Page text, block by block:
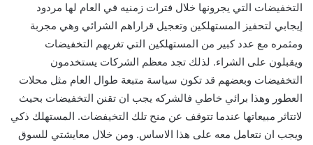
التخفيضات التي يجرونها خلال فترات زمنيه في العام لها مردود
إيجابي لتحفيز المستهلكين وتعجيل قراراهم الشرائي وهي مجربة
ومثمره مع عدد كبير من المستهلكين التي تغريهم التخفيضات
ويقبلون على الشراء. لذلك تجد معظم الشركات يستخدمون
التخفيضات وبعضهم قد تكون سياسة متبعة طوال العام مثل محلات
العطور وهذا برائي خاطي فالشركه يجب ان تقنن التخفيضات بحيث
لاتتاثر مبيعاتها عندما تتوقف عن منح تلك التخيفضات. المستهلك ذكي
ويجب ان نتعامل معه على هذا الاساس. ومن خلال معايشتي للسوق